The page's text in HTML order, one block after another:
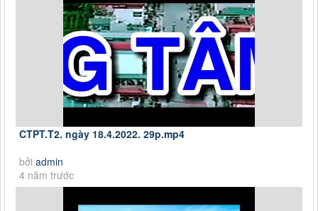
CTPT.T2. ngày 18.4.2022. 29p.mp4
bởi admin
4 năm trước